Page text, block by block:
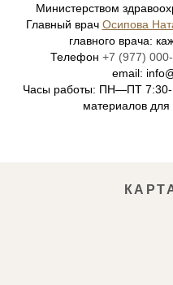
Министерством
Главный врач Осипова
главного врача:
Телефон +7 (977)
email:
Часы работы: ПН—ПТ
материалов